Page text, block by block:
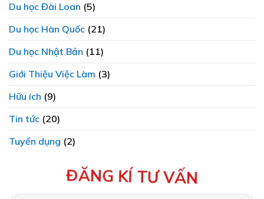
Du học Đài Loan (5)
Du học Hàn Quốc (21)
Du học Nhật Bản (11)
Giới Thiệu Việc Làm (3)
Hữu ích (9)
Tin tức (20)
Tuyển dụng (2)
ĐĂNG KÍ TƯ VẤN